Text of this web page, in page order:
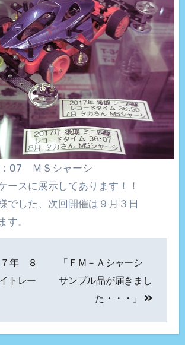
07 ＭＳシャーシ
ースに展示してあります！！
でした、次回開催は９月３日
す。
年 ８
トレー
「ＦＭ－Ａシャーシ
サンプル品が届きまし
た・・・」